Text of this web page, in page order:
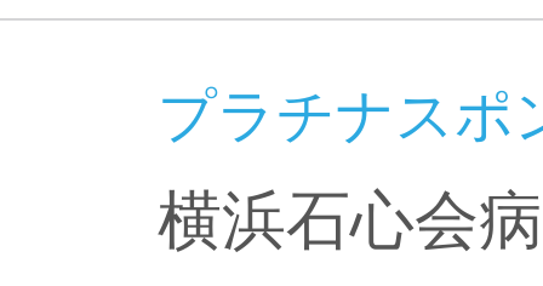
プラチナスポ
横浜石心会